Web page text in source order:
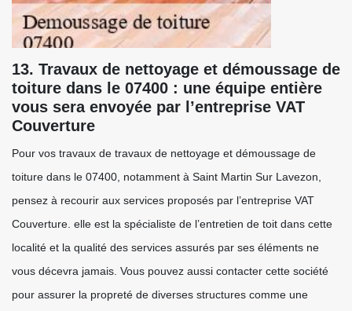
13. Travaux de nettoyage et démoussage de
toiture dans le 07400 : une équipe entière
vous sera envoyée par l’entreprise VAT
Couverture
Pour vos travaux de travaux de nettoyage et démoussage de
toiture dans le 07400, notamment à Saint Martin Sur Lavezon,
pensez à recourir aux services proposés par l’entreprise VAT
Couverture. elle est la spécialiste de l’entretien de toit dans cette
localité et la qualité des services assurés par ses éléments ne
vous décevra jamais. Vous pouvez aussi contacter cette société
pour assurer la propreté de diverses structures comme une